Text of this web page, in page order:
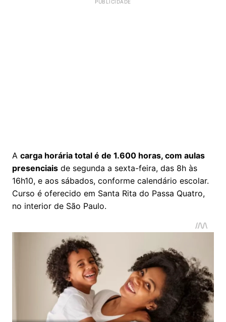
A carga horária total é de 1.600 horas, com aulas
presenciais de segunda a sexta-feira, das 8h às
16h10, e aos sábados, conforme calendário escolar.
Curso é oferecido em Santa Rita do Passa Quatro,
no interior de São Paulo.